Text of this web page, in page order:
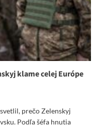
klame celej Európe
prečo Zelenskyj
Podľa šéfa hnutia